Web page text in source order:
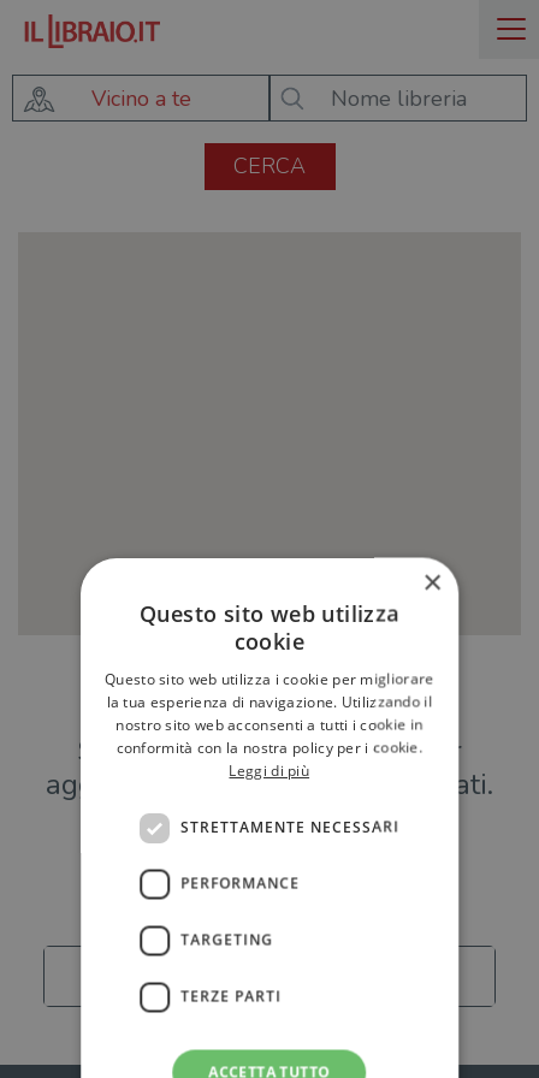
Vicino a te
Hai una libreria?
Scrivici a
per
aggiungere o modificare i tuoi dati.
Librerie
×
Questo sito web utilizza
cookie
Questo sito web utilizza i cookie per migliorare
la tua esperienza di navigazione. Utilizzando il
nostro sito web acconsenti a tutti i cookie in
conformità con la nostra policy per i cookie.
Leggi di più
STRETTAMENTE NECESSARI
PERFORMANCE
TARGETING
TERZE PARTI
ACCETTA TUTTO